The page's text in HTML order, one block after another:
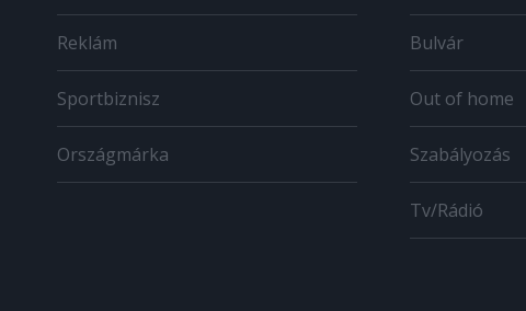
Reklám
Sportbiznisz
Országmárka
Bulvár
Out of home
Szabályozás
Tv/Rádió